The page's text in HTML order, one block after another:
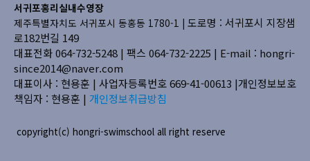
서귀포홍리실내수영장
제주특별자치도 서귀포시 동홍동 1780-1 | 도로명 : 서귀포시 지장샘
로182번길 149
대표전화 064-732-5248 | 팩스 064-732-2225 | E-mail : hongri-
since2014@naver.com
대표이사 : 현용훈 | 사업자등록번호 669-41-00613 |개인정보보호
책임자 : 현용훈 | 개인정보취급방침
copyright(c) hongri-swimschool all right reserve